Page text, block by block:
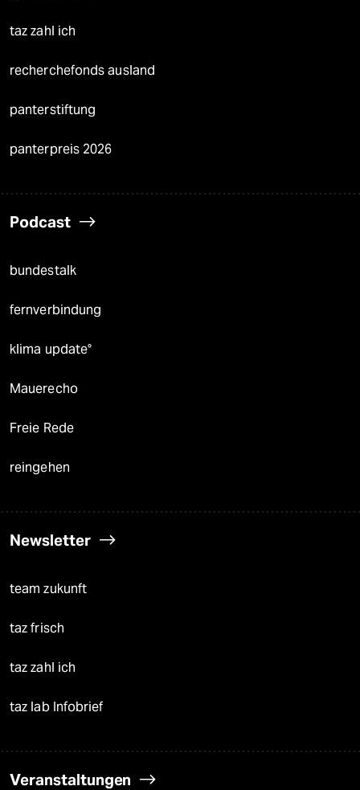
taz zahl ich
recherchefonds ausland
panterstiftung
panterpreis 2026
Podcast
bundestalk
fernverbindung
klima update°
Mauerecho
Freie Rede
reingehen
Newsletter
team zukunft
taz frisch
taz zahl ich
taz lab Infobrief
Veranstaltungen